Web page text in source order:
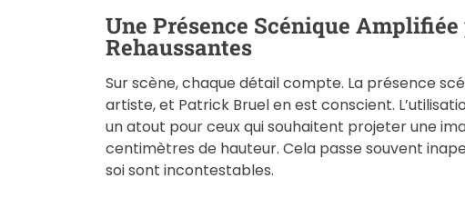
Une Présence Scénique Amplifiée
Rehaussantes
Sur scène, chaque détail compte. La présence
artiste, et Patrick Bruel en est conscient.
un atout pour ceux qui souhaitent projeter une
centimètres de hauteur. Cela passe souvent
soi sont incontestables.